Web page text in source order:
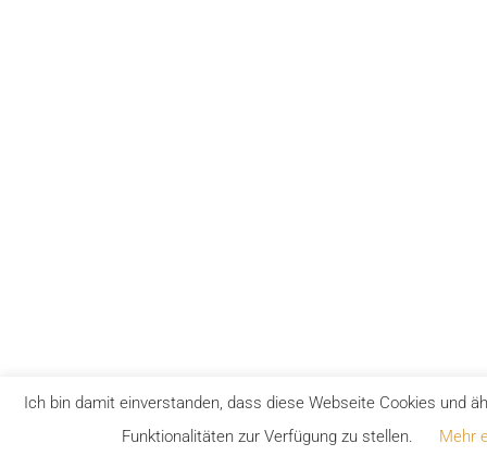
Ich bin damit einverstanden, dass diese Webseite Cookies und
Funktionalitäten zur Verfügung zu stellen.
Mehr